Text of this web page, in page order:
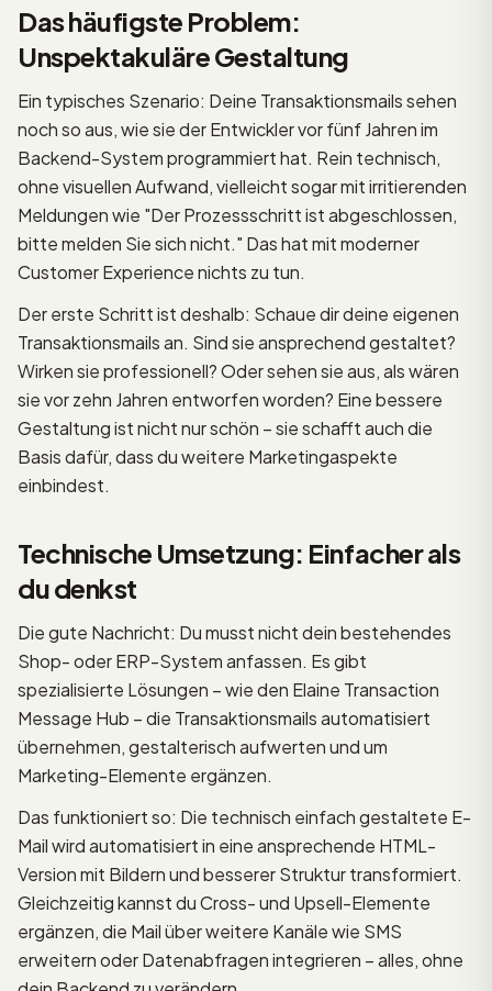
Das häufigste Problem:
Unspektakuläre Gestaltung
Ein typisches Szenario: Deine Transaktionsmails sehen
noch so aus, wie sie der Entwickler vor fünf Jahren im
Backend-System programmiert hat. Rein technisch,
ohne visuellen Aufwand, vielleicht sogar mit irritierenden
Meldungen wie "Der Prozessschritt ist abgeschlossen,
bitte melden Sie sich nicht." Das hat mit moderner
Customer Experience nichts zu tun.
Der erste Schritt ist deshalb: Schaue dir deine eigenen
Transaktionsmails an. Sind sie ansprechend gestaltet?
Wirken sie professionell? Oder sehen sie aus, als wären
sie vor zehn Jahren entworfen worden? Eine bessere
Gestaltung ist nicht nur schön – sie schafft auch die
Basis dafür, dass du weitere Marketingaspekte
einbindest.
Technische Umsetzung: Einfacher als
du denkst
Die gute Nachricht: Du musst nicht dein bestehendes
Shop- oder ERP-System anfassen. Es gibt
spezialisierte Lösungen – wie den Elaine Transaction
Message Hub – die Transaktionsmails automatisiert
übernehmen, gestalterisch aufwerten und um
Marketing-Elemente ergänzen.
Das funktioniert so: Die technisch einfach gestaltete E-
Mail wird automatisiert in eine ansprechende HTML-
Version mit Bildern und besserer Struktur transformiert.
Gleichzeitig kannst du Cross- und Upsell-Elemente
ergänzen, die Mail über weitere Kanäle wie SMS
erweitern oder Datenabfragen integrieren – alles, ohne